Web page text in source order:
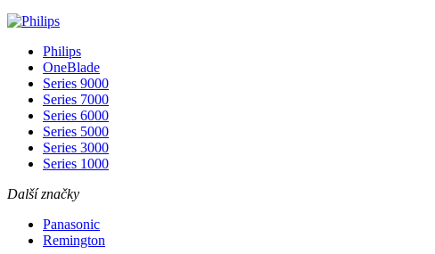
Philips
OneBlade
Series 9000
Series 7000
Series 6000
Series 5000
Series 3000
Series 1000
Další značky
Panasonic
Remington